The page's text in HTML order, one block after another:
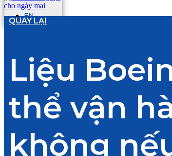
EN
QUAY LẠI
Liệu
thể vận
không